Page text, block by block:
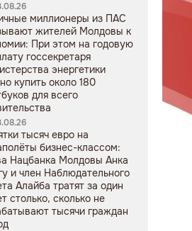
миллионеры из ПАС
жителей Молдовы к
При этом на годовую
госсекретаря
энергетики
купить около 180
для всего
тысяч евро на
бизнес-классом:
Нацбанка Молдовы Анка
и член Наблюдательного
Алайба тратят за один
столько, сколько не
тысячи граждан